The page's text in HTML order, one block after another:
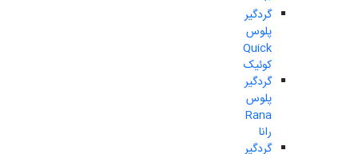
گردگیر
پلوس
Quick
کوئیک
گردگیر
پلوس
Rana
رانا
گردگیر